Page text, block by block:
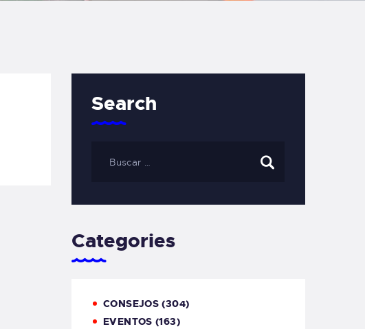
Search
Categories
CONSEJOS (304)
EVENTOS (163)